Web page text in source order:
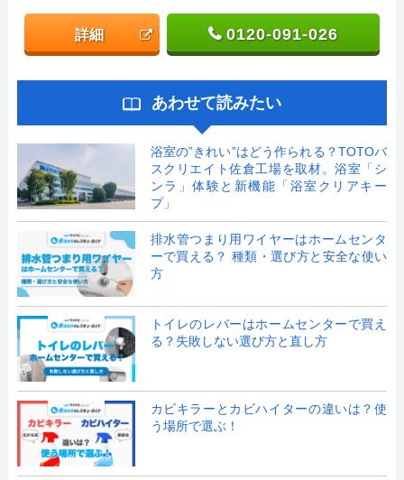
詳細 0120-091-026
あわせて読みたい
浴室の”きれい”はどう作られる？TOTOバ
スクリエイト佐倉工場を取材。浴室「シ
ンラ」体験と新機能「浴室クリアキー
プ」
排水管つまり用ワイヤーはホームセンタ
ーで買える？ 種類・選び方と安全な使い
方
トイレのレバーはホームセンターで買え
る？失敗しない選び方と直し方
カビキラーとカビハイターの違いは？使
う場所で選ぶ！